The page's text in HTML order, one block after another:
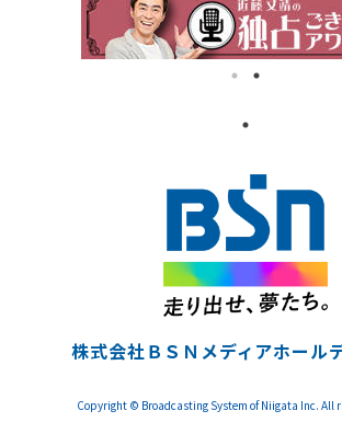
株式会社ＢＳＮメディアホール
Copyright © Broadcasting System of Niigata Inc. All